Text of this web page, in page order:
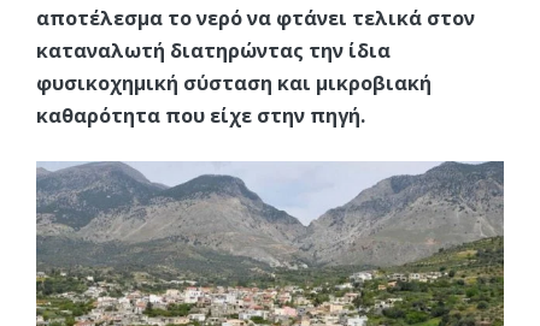
αποτέλεσμα το νερό να φτάνει τελικά στον
καταναλωτή διατηρώντας την ίδια
φυσικοχημική σύσταση και μικροβιακή
καθαρότητα που είχε στην πηγή.